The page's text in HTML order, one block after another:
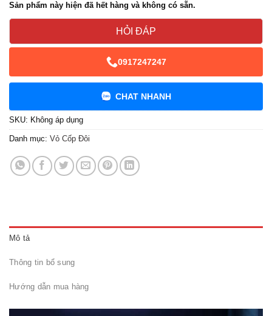
Sản phẩm này hiện đã hết hàng và không có sẵn.
HỎI ĐÁP
0917247247
CHAT NHANH
SKU: Không áp dụng
Danh mục: Vỏ Cốp Đôi
Mô tả
Thông tin bổ sung
Hướng dẫn mua hàng